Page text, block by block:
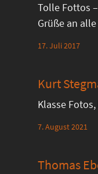
Tolle Fottos
Grüße an
17. Juli 2017
Kurt
Klasse
7. August 2021
Thomas